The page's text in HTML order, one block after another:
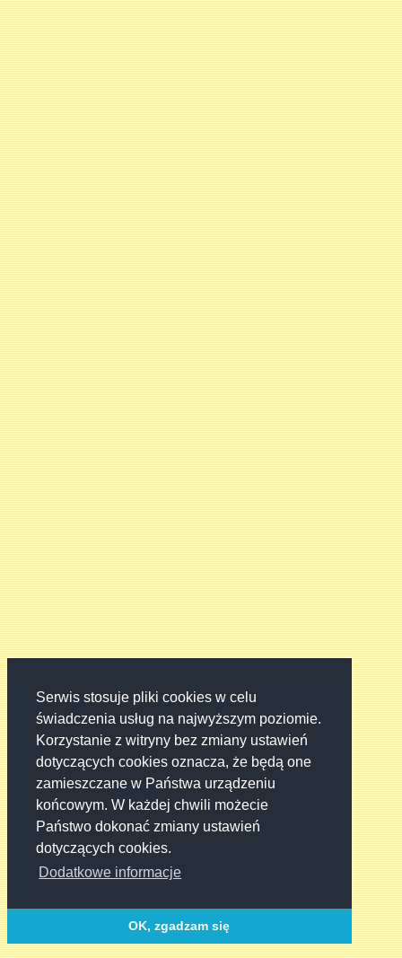
Serwis stosuje pliki cookies w celu
świadczenia usług na najwyższym poziomie.
Korzystanie z witryny bez zmiany ustawień
dotyczących cookies oznacza, że będą one
zamieszczane w Państwa urządzeniu
końcowym. W każdej chwili możecie
Państwo dokonać zmiany ustawień
dotyczących cookies.
Dodatkowe informacje
OK, zgadzam się